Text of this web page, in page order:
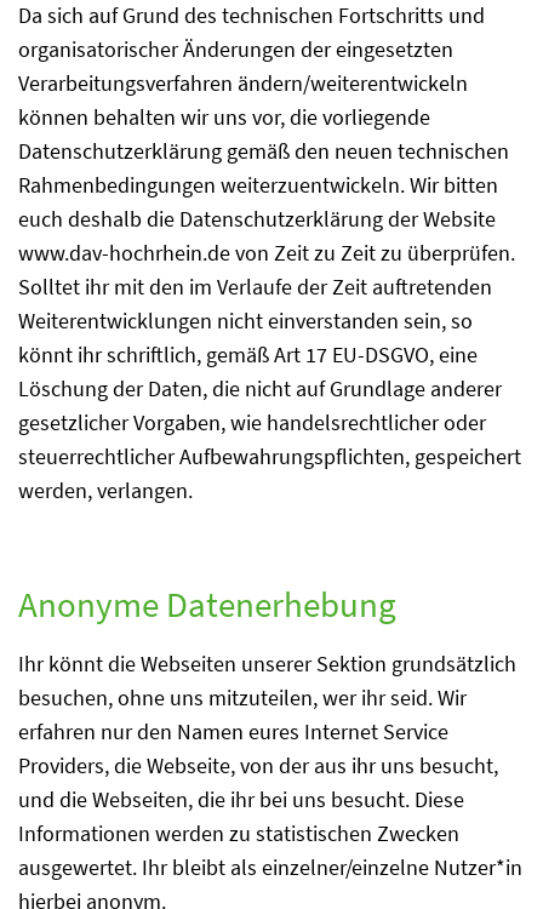
Da sich auf Grund des technischen Fortschritts und
organisatorischer Änderungen der eingesetzten
Verarbeitungsverfahren ändern/weiterentwickeln
können behalten wir uns vor, die vorliegende
Datenschutzerklärung gemäß den neuen technischen
Rahmenbedingungen weiterzuentwickeln. Wir bitten
euch deshalb die Datenschutzerklärung der Website
www.dav-hochrhein.de von Zeit zu Zeit zu überprüfen.
Solltet ihr mit den im Verlaufe der Zeit auftretenden
Weiterentwicklungen nicht einverstanden sein, so
könnt ihr schriftlich, gemäß Art 17 EU-DSGVO, eine
Löschung der Daten, die nicht auf Grundlage anderer
gesetzlicher Vorgaben, wie handelsrechtlicher oder
steuerrechtlicher Aufbewahrungspflichten, gespeichert
werden, verlangen.
Anonyme Datenerhebung
Ihr könnt die Webseiten unserer Sektion grundsätzlich
besuchen, ohne uns mitzuteilen, wer ihr seid. Wir
erfahren nur den Namen eures Internet Service
Providers, die Webseite, von der aus ihr uns besucht,
und die Webseiten, die ihr bei uns besucht. Diese
Informationen werden zu statistischen Zwecken
ausgewertet. Ihr bleibt als einzelner/einzelne Nutzer*in
hierbei anonym.